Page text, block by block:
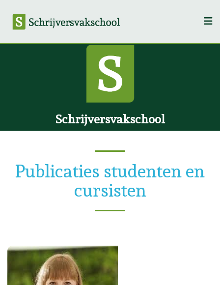
Schrijversvakschool
Publicaties studenten en
cursisten